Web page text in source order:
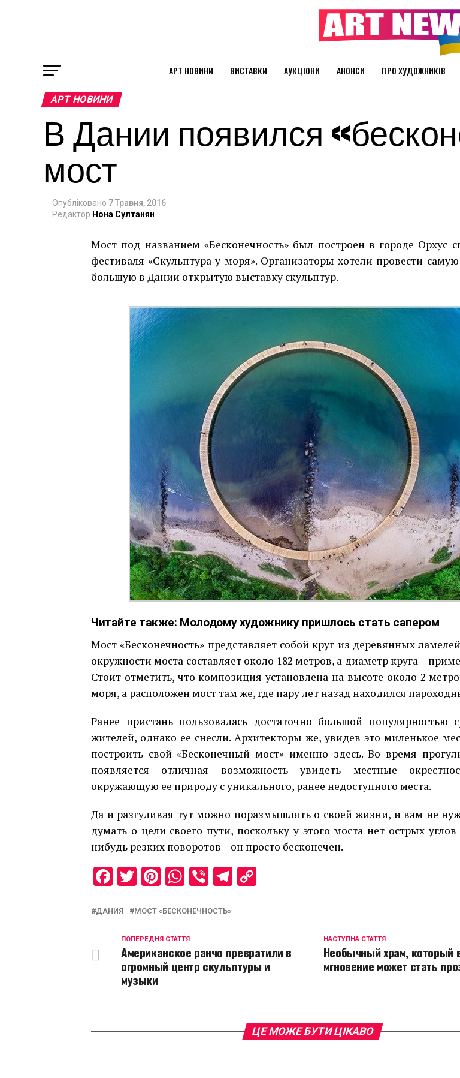
АРТ НОВИНИ ВИСТАВКИ АУКЦІОНИ АНОНСИ ПРО ХУДОЖНИКІВ
АРТ НОВИНИ
В Дании появился
мост
Опубліковано 7 Травня, 2016
Редактор Нона Султанян
Мост под названием «Бесконечность» был построен в городе Орхус
фестиваля «Скульптура у моря». Организаторы хотели провести
большую в Дании открытую выставку скульптур.
Читайте также: Молодому художнику пришлось стать сапером
Мост «Бесконечность» представляет собой круг из деревянных
окружности моста составляет около 182 метров, а диаметр круга –
Стоит отметить, что композиция установлена на высоте около 2
моря, а расположен мост там же, где пару лет назад находился
Ранее пристань пользовалась достаточно большой популярностью
жителей, однако ее снесли. Архитекторы же, увидев это миленькое
построить свой «Бесконечный мост» именно здесь. Во время
появляется отличная возможность увидеть местные
окружающую ее природу с уникального, ранее недоступного места.
Да и разгуливая тут можно поразмышлять о своей жизни, и вам не
думать о цели своего пути, поскольку у этого моста нет острых
нибудь резких поворотов – он просто бесконечен.
Facebook
Twitter
Pinterest
WhatsApp
ViberTelegram
ДАНИЯ МОСТ «БЕСКОНЕЧНОСТЬ»
НАСТУПНА СТАТТЯ
Необычный храм, который
мгновение может стать
ПОПЕРЕДНЯ СТАТТЯ
Американское ранчо превратили в
огромный центр скульптуры и
музыки
ЦЕ МОЖЕ БУТИ ЦІКАВО